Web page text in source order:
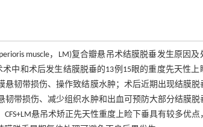
muscle，LM)复合瓣悬吊术结膜脱垂发生原因
术中和术后发生结膜脱垂的13例15眼的重度先天性
韧带损伤、操作致结膜水肿；术后近期出现结膜脱
带损伤、减少组织水肿和出血可预防大部分结膜脱
悬吊术矫正先天性重度上睑下垂具有较多优